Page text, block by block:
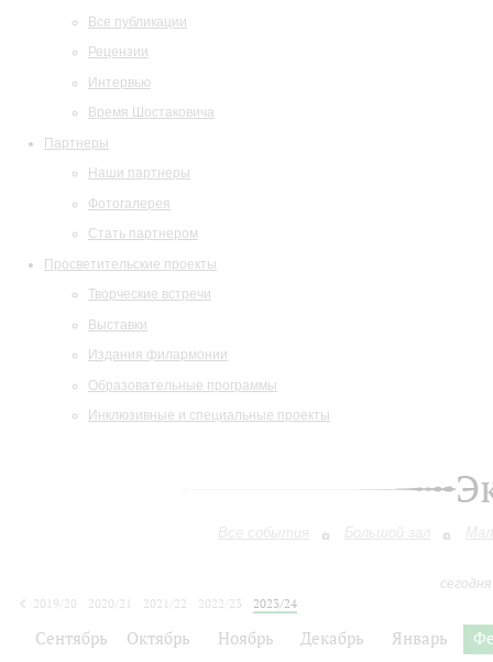
Все публикации
Рецензии
Интервью
Время Шостаковича
Партнеры
Наши партнеры
Фотогалерея
Стать партнером
Просветительские проекты
Творческие встречи
Выставки
Издания филармонии
Образовательные программы
Инклюзивные и специальные проекты
Все события Большой зал
2019/20
2020/21 2021/22 2022/23
2023/24
Сентябрь Октябрь Ноябрь Декабрь Январь